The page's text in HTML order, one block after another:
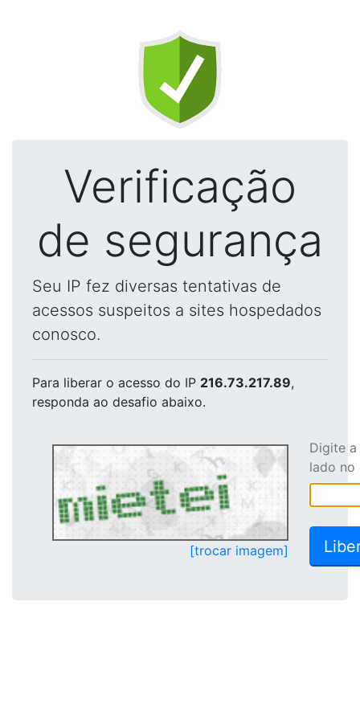
Verificação
de segurança
Seu IP fez diversas tentativas de
acessos suspeitos a sites hospedados
conosco.
Para liberar o acesso do IP 216.73.217.89,
responda ao desafio abaixo.
[trocar imagem]
Digite
lado no